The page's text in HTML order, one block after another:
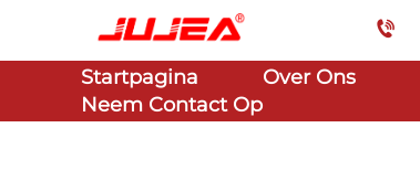
Startpagina Over Ons
Neem Contact Op